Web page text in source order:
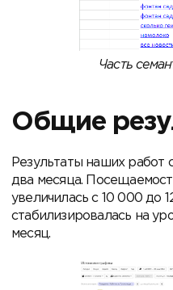
Часть
Общие
Результаты наших работ
два месяца.
увеличилась с 10 000 до
стабилизировалась на
месяц.